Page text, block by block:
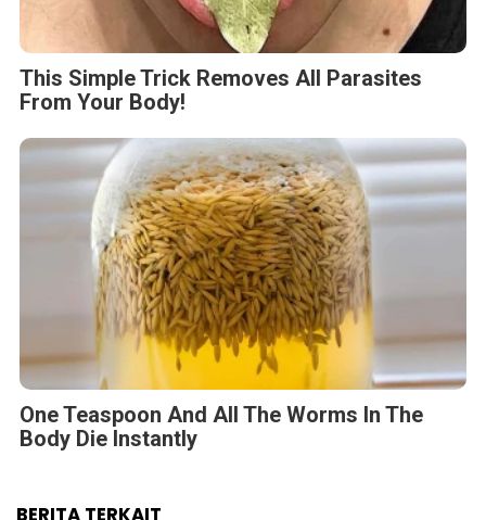
This Simple Trick Removes All Parasites
From Your Body!
One Teaspoon And All The Worms In The
Body Die Instantly
BERITA TERKAIT